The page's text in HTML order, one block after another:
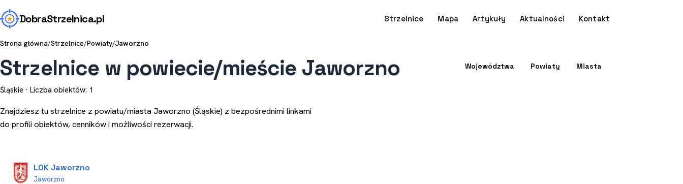
DobraStrzelnica.pl Strzelnice Mapa Artykuły Aktualności Kontakt
Strona główna/Strzelnice/Powiaty/Jaworzno
Strzelnice w powiecie/mieście Jaworzno
Śląskie · Liczba obiektów: 1
Znajdziesz tu strzelnice z powiatu/miasta Jaworzno (Śląskie) z bezpośrednimi linkami
do profili obiektów, cenników i możliwości rezerwacji.
Województwa Powiaty Miasta
LOK Jaworzno
Jaworzno